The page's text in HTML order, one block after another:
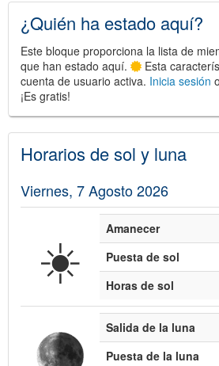
© Leaflet
©OpenStreetMap
and its contributors
©Institut
¿Quién ha estado aquí?
Este bloque proporciona la lista de
que han estado aquí.
Esta
cuenta de usuario activa. Inicia sesión o
¡Es gratis!
Horarios de sol y luna
Viernes, 7 Agosto 2026
☀️ Amanecer
Puesta de sol
Horas de sol
Salida de la luna
Puesta de la luna